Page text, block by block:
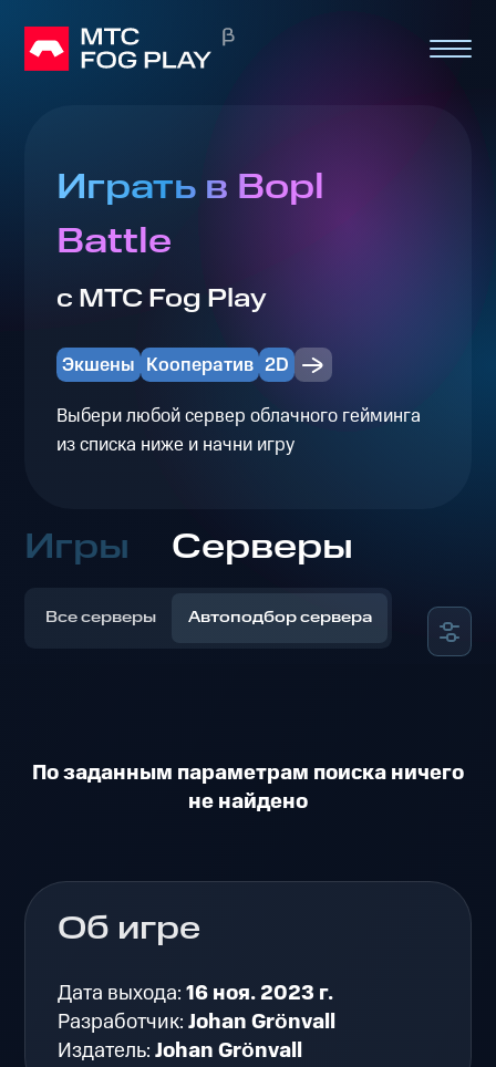
Играть в Bopl
Battle
с МТС Fog Play
Экшены Кооператив 2D
Выбери любой сервер облачного гейминга
из списка ниже и начни игру
Игры Серверы
Все серверы Автоподбор сервера
По заданным параметрам поиска ничего
не найдено
Об игре
Дата выхода:16 ноя. 2023 г.
Разработчик:Johan Grönvall
Издатель:Johan Grönvall